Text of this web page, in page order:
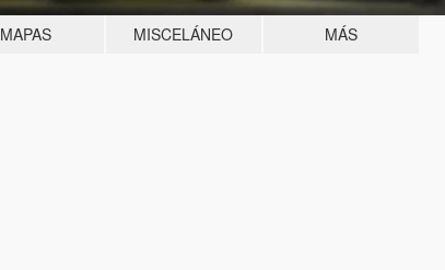
MAPAS MISCELÁNEO MÁS